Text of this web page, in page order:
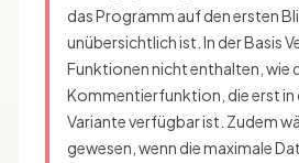
das Programm auf den ersten
unübersichtlich ist. In der Basis
Funktionen nicht enthalten, wie
Kommentierfunktion, die erst in
Variante verfügbar ist. Zudem
gewesen, wenn die maximale